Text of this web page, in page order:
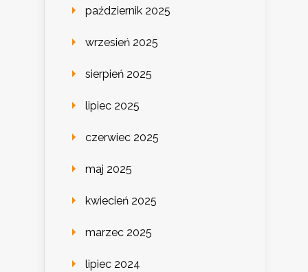
październik 2025
wrzesień 2025
sierpień 2025
lipiec 2025
czerwiec 2025
maj 2025
kwiecień 2025
marzec 2025
lipiec 2024